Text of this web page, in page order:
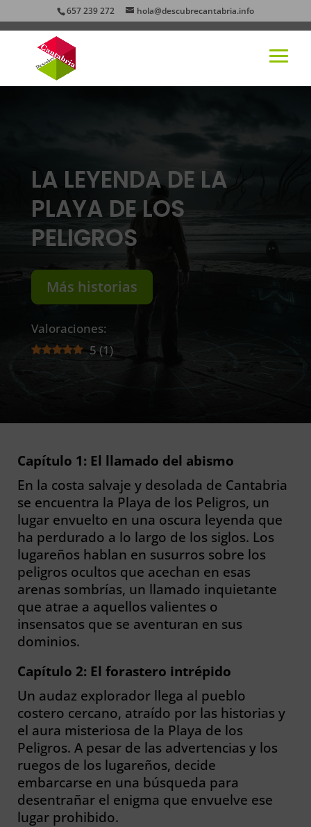
657 239 272 hola@descubrecantabria.info
LA LEYENDA DE LA
PLAYA DE LOS
PELIGROS
Más historias
Valoraciones:
5 (1)
Capítulo 1: El llamado del abismo
En la costa salvaje y desolada de Cantabria
se encuentra la Playa de los Peligros, un
lugar envuelto en una oscura leyenda que
ha perdurado a lo largo de los siglos. Los
lugareños hablan en susurros sobre los
peligros ocultos que acechan en esas
arenas sombrías, un llamado inquietante
que atrae a aquellos valientes o
insensatos que se aventuran en sus
dominios.
Capítulo 2: El forastero intrépido
Un audaz explorador llega al pueblo
costero cercano, atraído por las historias y
el aura misteriosa de la Playa de los
Peligros. A pesar de las advertencias y los
ruegos de los lugareños, decide
embarcarse en una búsqueda para
desentrañar el enigma que envuelve ese
lugar prohibido.